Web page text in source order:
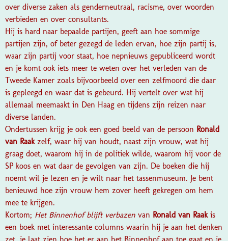
over diverse zaken als genderneutraal, racisme, over woorden
verbieden en over consultants.
Hij is hard naar bepaalde partijen, geeft aan hoe sommige
partijen zijn, of beter gezegd de leden ervan, hoe zijn partij is,
waar zijn partij voor staat, hoe nepnieuws gepubliceerd wordt
en je komt ook iets meer te weten over het verleden van de
Tweede Kamer zoals bijvoorbeeld over een zelfmoord die daar
is gepleegd en waar dat is gebeurd. Hij vertelt over wat hij
allemaal meemaakt in Den Haag en tijdens zijn reizen naar
diverse landen.
Ondertussen krijg je ook een goed beeld van de persoon Ronald
van Raak zelf, waar hij van houdt, naast zijn vrouw, wat hij
graag doet, waarom hij in de politiek wilde, waarom hij voor de
SP koos en wat daar de gevolgen van zijn. De boeken die hij
noemt wil je lezen en je wilt naar het tassenmuseum. Je bent
benieuwd hoe zijn vrouw hem zover heeft gekregen om hem
mee te krijgen.
Kortom; Het Binnenhof blijft verbazen van Ronald van Raak is
een boek met interessante columns waarin hij je aan het denken